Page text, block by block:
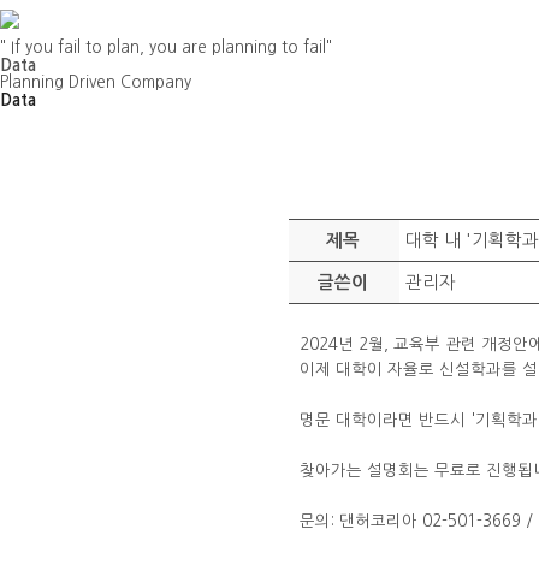
" If you fail to plan, you are planning to fail"
Data
Planning Driven Company
Data
제목 대학 내 '기획학
글쓴이 관리자
2024년 2월, 교육부 관련 개정안
이제 대학이 자율로 신설학과를
명문 대학이라면 반드시 '기획학
찾아가는 설명회는 무료로 진행됩
문의: 댄허코리아 02-501-3669 /